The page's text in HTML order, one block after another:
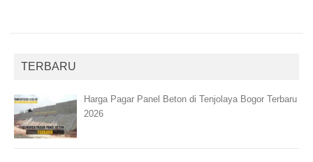
TERBARU
Harga Pagar Panel Beton di Tenjolaya Bogor Terbaru
2026